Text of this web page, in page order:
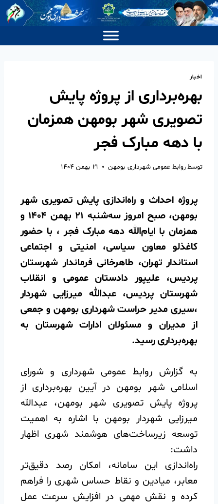
اخبار
بهره‌برداری از پروژه پایش
تصویری شهر بومهن همزمان
با دهه مبارک فجر
توسطروابط عمومی شهرداری بومهن ۲۱ بهمن ۱۴۰۴
پروژه احداث و راه‌اندازی پایش تصویری شهر
بومهن، صبح امروز سه‌شنبه ۲۱ بهمن ۱۴۰۴ و
همزمان با ایام‌الله دهه مبارک فجر ، با حضور
کاغذلو معاون سیاسی، امنیتی و اجتماعی
استاندار تهران، طاهرخانی فرماندار شهرستان
پردیس، علیپور دادستان عمومی و انقلاب
شهرستان پردیس، عبدالله میرزایی شهردار
،سیری مدیر حراست شهرداری بومهن و جمعی
از مدیران و مسئولان ادارات شهرستان به
بهره‌برداری رسید.
به گزارش روابط عمومی شهرداری و شورای
اسلامی شهر بومهن در آیین بهره‌برداری از
پروژه پایش تصویری شهر بومهن، عبدالله
میرزایی شهردار بومهن با اشاره به اهمیت
توسعه زیرساخت‌های هوشمند شهری اظهار
داشت:
راه‌اندازی این سامانه، امکان رصد دقیق‌تر
معابر، میادین و نقاط حساس شهری را فراهم
کرده و نقش مهمی در افزایش سرعت عمل